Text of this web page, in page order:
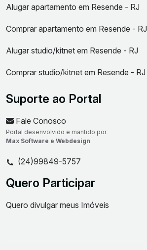
Alugar apartamento em Resende - RJ
Comprar apartamento em Resende - RJ
Alugar studio/kitnet em Resende - RJ
Comprar studio/kitnet em Resende - RJ
Suporte ao Portal
Fale Conosco
Portal desenvolvido e mantido por
Max Software e Webdesign
(24)99849-5757
Quero Participar
Quero divulgar meus Imóveis